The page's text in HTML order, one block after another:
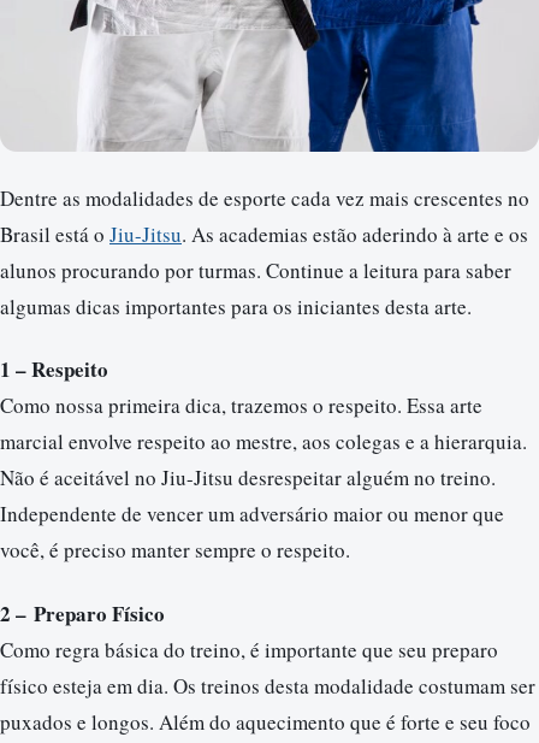
Dentre as modalidades de esporte cada vez mais crescentes no
Brasil está o Jiu-Jitsu. As academias estão aderindo à arte e os
alunos procurando por turmas. Continue a leitura para saber
algumas dicas importantes para os iniciantes desta arte.
1 – Respeito
Como nossa primeira dica, trazemos o respeito. Essa arte
marcial envolve respeito ao mestre, aos colegas e a hierarquia.
Não é aceitável no Jiu-Jitsu desrespeitar alguém no treino.
Independente de vencer um adversário maior ou menor que
você, é preciso manter sempre o respeito.
2 – Preparo Físico
Como regra básica do treino, é importante que seu preparo
físico esteja em dia. Os treinos desta modalidade costumam ser
puxados e longos. Além do aquecimento que é forte e seu foco